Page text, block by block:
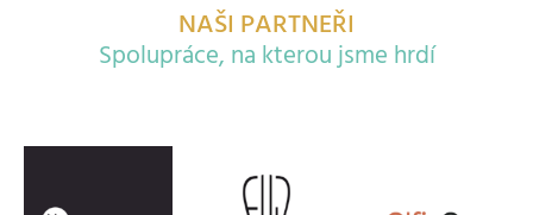
NAŠI PARTNEŘI
Spolupráce, na kterou jsme hrdí